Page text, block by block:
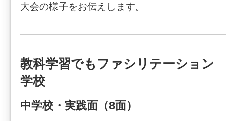
大会の様子をお伝えします。
教科学習でもファシリテーション
学校
中学校・実践面（8面）